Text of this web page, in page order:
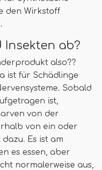
den Wirkstoff
Insekten ab?
also??
ist für Schädlinge
Sobald
ist,
von der
von ein oder
Es ist am
es essen, aber
normalerweise aus,